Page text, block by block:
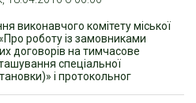
виконавчого комітету міської
роботу із замовниками
договорів на тимчасове
спеціальної
і протокольног